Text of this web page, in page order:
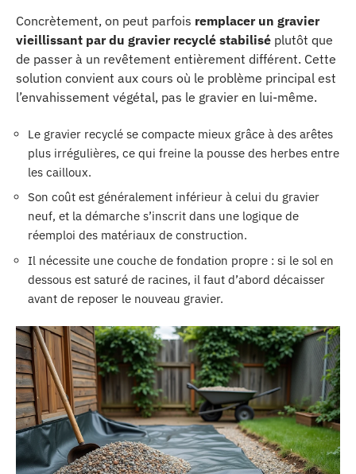
Concrètement, on peut parfois remplacer un gravier
vieillissant par du gravier recyclé stabilisé plutôt que
de passer à un revêtement entièrement différent. Cette
solution convient aux cours où le problème principal est
l’envahissement végétal, pas le gravier en lui-même.
Le gravier recyclé se compacte mieux grâce à des arêtes
plus irrégulières, ce qui freine la pousse des herbes entre
les cailloux.
Son coût est généralement inférieur à celui du gravier
neuf, et la démarche s’inscrit dans une logique de
réemploi des matériaux de construction.
Il nécessite une couche de fondation propre : si le sol en
dessous est saturé de racines, il faut d’abord décaisser
avant de reposer le nouveau gravier.